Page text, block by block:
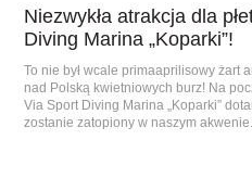
Niezwykła atrakcja dla
Diving Marina „Koparki”!
To nie był wcale primaaprilisowy żart
nad Polską kwietniowych burz! Na
Via Sport Diving Marina „Koparki”
zostanie zatopiony w naszym